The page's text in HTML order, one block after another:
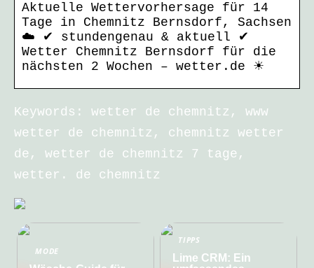
Aktuelle Wettervorhersage für 14
Tage in Chemnitz Bernsdorf, Sachsen
☁️ ✔ stundengenau & aktuell ✔
Wetter Chemnitz Bernsdorf für die
nächsten 2 Wochen – wetter.de ☀
Keywords: wetter de chemnitz, www
wetter de chemnitz, chemnitz wetter
de, wetter de chemnitz 7 tage,
wetter. de chemnitz
MODE
TIPPS
Lime CRM: Ein